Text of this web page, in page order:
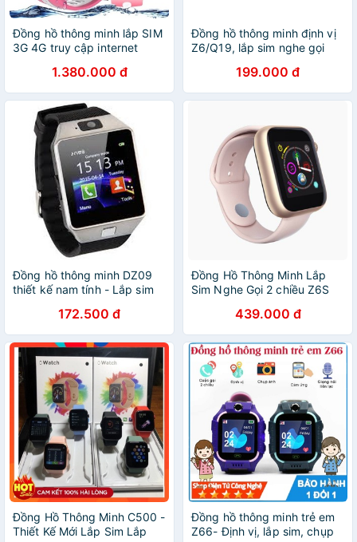
Đồng hồ thông minh lắp SIM
3G 4G truy cập internet
1.380.000 đ
Đồng hồ thông minh định vị
Z6/Q19, lắp sim nghe gọi
199.000 đ
Đồng hồ thông minh DZ09
thiết kế nam tính - Lắp sim
172.500 đ
Đồng Hồ Thông Minh Lắp
Sim Nghe Gọi 2 chiều Z6S
439.000 đ
Đồng Hồ Thông Minh C500 -
Thiết Kế Mới Lắp Sim Lắp
Đồng hồ thông minh trẻ em
Z66- Định vị, lắp sim, chụp